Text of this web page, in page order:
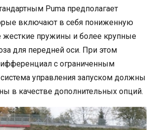
Puma предполагает
включают в себя пониженную
жесткие пружины и более крупные
для передней оси. При этом
с ограниченным
управления запуском должны
в качестве дополнительных опций.